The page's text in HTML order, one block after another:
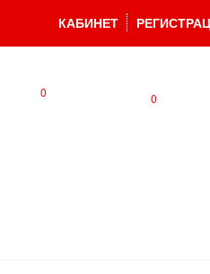
КАБИНЕТ
0 0